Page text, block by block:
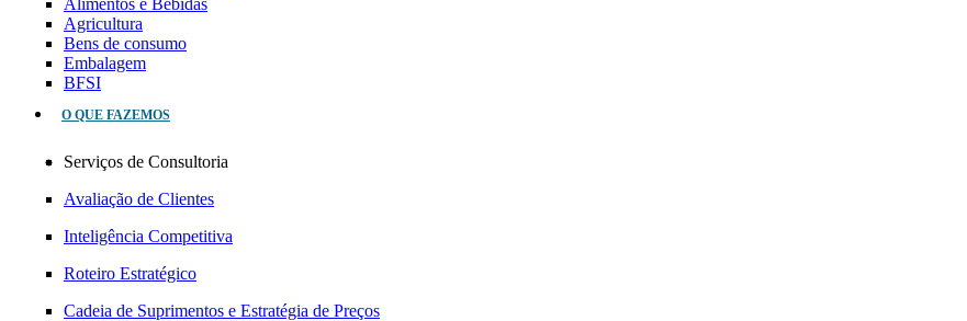
Alimentos e Bebidas
Agricultura
Bens de consumo
Embalagem
BFSI
O QUE FAZEMOS
Serviços de Consultoria
Avaliação de Clientes
Inteligência Competitiva
Roteiro Estratégico
Cadeia de Suprimentos e Estratégia de Preços